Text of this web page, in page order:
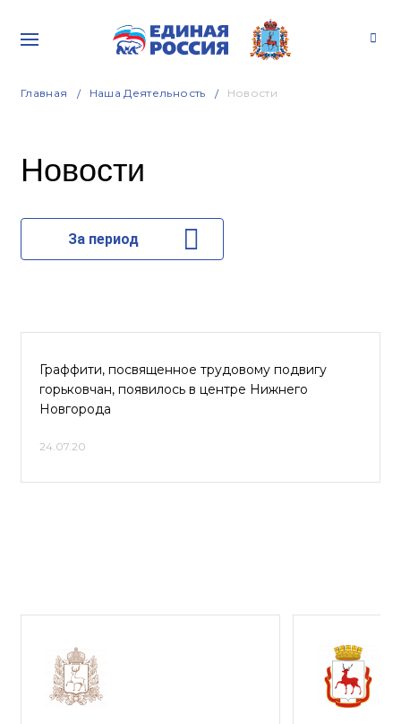
Главная Наша Деятельность Новости
Новости
За период
Граффити, посвященное трудовому подвигу
горьковчан, появилось в центре Нижнего
Новгорода
24.07.20